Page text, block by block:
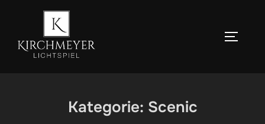
springen
Kategorie: Scenic